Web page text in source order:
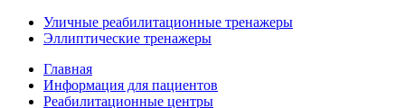
Уличные реабилитационные тренажеры
Эллиптические тренажеры
Главная
Информация для пациентов
Реабилитационные центры